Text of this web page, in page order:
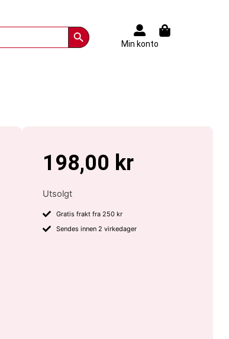
Search Button
Min konto
198,00 kr
Utsolgt
Gratis frakt fra 250 kr
Sendes innen 2 virkedager